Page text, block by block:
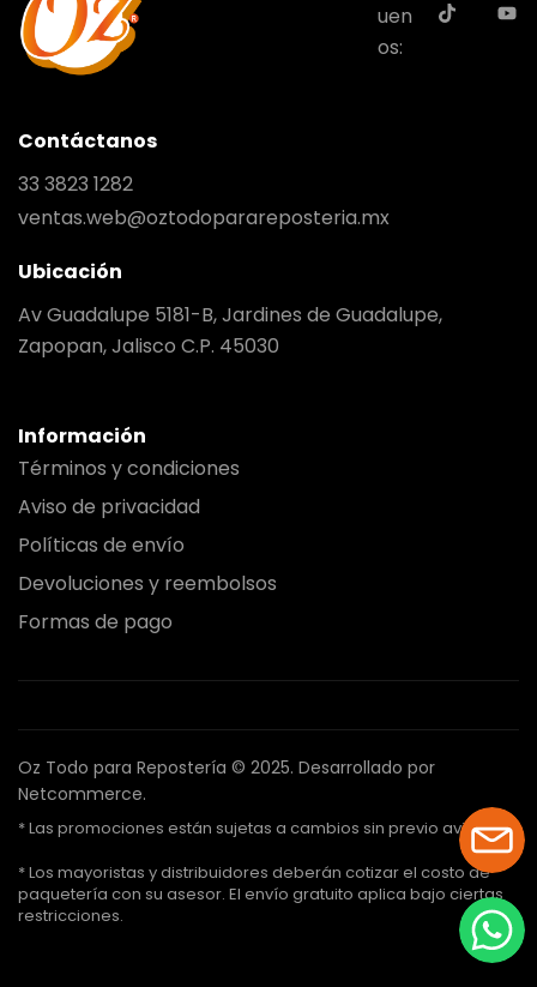
uen
os:
Contáctanos
33 3823 1282
ventas.web@oztodoparareposteria.mx
Ubicación
Av Guadalupe 5181-B, Jardines de Guadalupe,
Zapopan, Jalisco C.P. 45030
Información
Términos y condiciones
Aviso de privacidad
Políticas de envío
Devoluciones y reembolsos
Formas de pago
Oz Todo para Repostería © 2025. Desarrollado por
Netcommerce.
* Las promociones están sujetas a cambios sin previo aviso.
* Los mayoristas y distribuidores deberán cotizar el costo de
paquetería con su asesor. El envío gratuito aplica bajo ciertas
restricciones.